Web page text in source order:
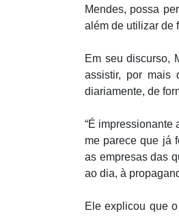
Mendes, possa
além de utilizar de
Em seu discurso,
assistir, por mais
diariamente, de
“É impressionante
me parece que já
as empresas das
ao dia, à
Ele explicou que